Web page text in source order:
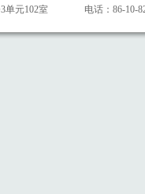
单元102室 电话：86-10-